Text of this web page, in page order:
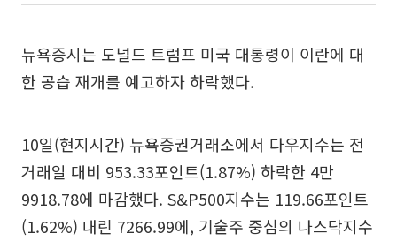
뉴욕증시는 도널드 트럼프 미국 대통령이 이란에 대
한 공습 재개를 예고하자 하락했다.
10일(현지시간) 뉴욕증권거래소에서 다우지수는 전
거래일 대비 953.33포인트(1.87%) 하락한 4만
9918.78에 마감했다. S&P500지수는 119.66포인트
(1.62%) 내린 7266.99에, 기술주 중심의 나스닥지수